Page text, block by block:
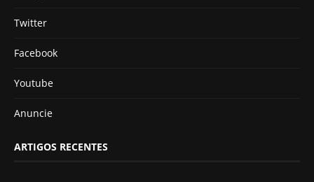
Twitter
Facebook
Youtube
Anuncie
ARTIGOS RECENTES